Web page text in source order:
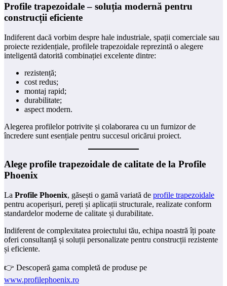
Profile trapezoidale – soluția modernă pentru
construcții eficiente
Indiferent dacă vorbim despre hale industriale, spații comerciale sau
proiecte rezidențiale, profilele trapezoidale reprezintă o alegere
inteligentă datorită combinației excelente dintre:
rezistență;
cost redus;
montaj rapid;
durabilitate;
aspect modern.
Alegerea profilelor potrivite și colaborarea cu un furnizor de
încredere sunt esențiale pentru succesul oricărui proiect.
Alege profile trapezoidale de calitate de la Profile
Phoenix
La Profile Phoenix, găsești o gamă variată de profile trapezoidale
pentru acoperișuri, pereți și aplicații structurale, realizate conform
standardelor moderne de calitate și durabilitate.
Indiferent de complexitatea proiectului tău, echipa noastră îți poate
oferi consultanță și soluții personalizate pentru construcții rezistente
și eficiente.
👉 Descoperă gama completă de produse pe
www.profilephoenix.ro